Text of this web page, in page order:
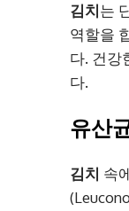
김치는
역할을
다. 건강
다.
유산
김치 속